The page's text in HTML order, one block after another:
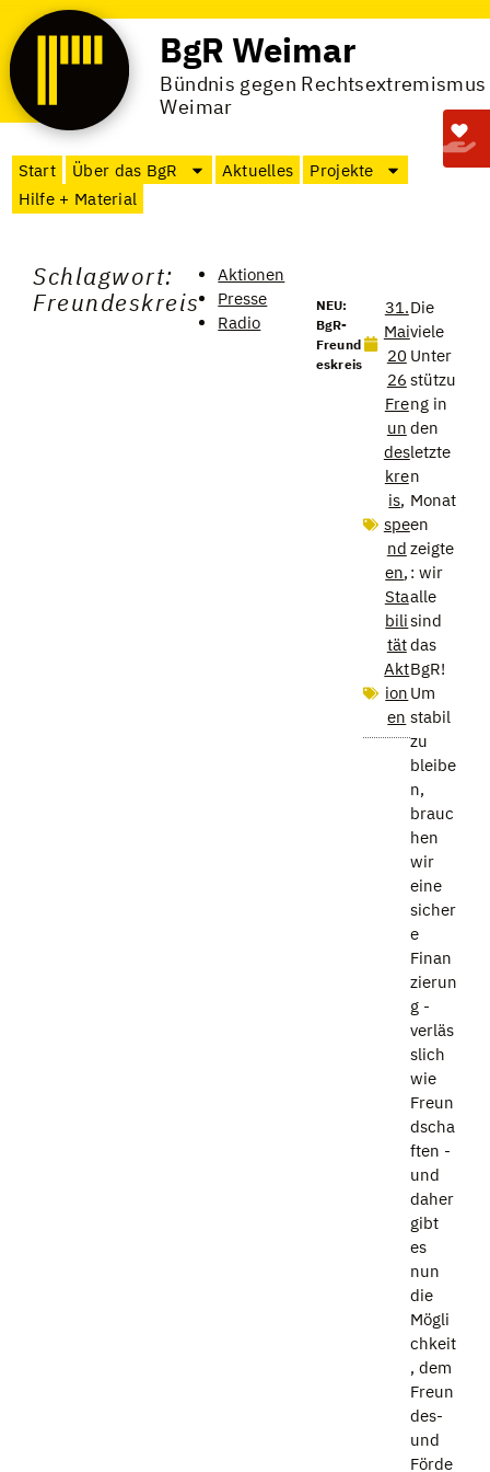
BgR Weimar
Bündnis gegen Rechtsextremismus
Weimar
Start Über das BgR Aktuelles
Projekte
Hilfe + Material
Schlagwort:
Freundeskreis
Aktionen
Presse
Radio
NEU:
BgR-
Freund
eskreis
31.
Mai
20
26
Fre
un
des
kre
is,
spe
nd
en,
Sta
bili
tät
Akt
ion
en
Die
viele
Unter
stützu
ng in
den
letzte
n
Monat
en
zeigte
: wir
alle
sind
das
BgR!
Um
stabil
zu
bleibe
n,
brauc
hen
wir
eine
sicher
e
Finan
zierun
g -
verläs
slich
wie
Freun
dscha
ften -
und
daher
gibt
es
nun
die
Mögli
chkeit
, dem
Freun
des-
und
Förde